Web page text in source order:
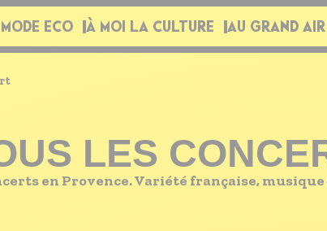
ECO À MOI LA CULTURE AU GRAND AIR
LES
en Provence. Variété française,